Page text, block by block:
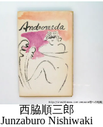
西脇順三郎
Junzaburo Nishiwaki